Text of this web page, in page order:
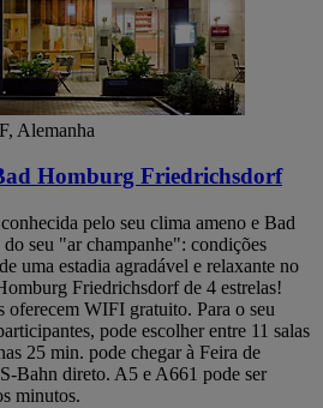
Alemanha
Homburg Friedrichsdorf
pelo seu clima ameno e Bad
seu "ar champanhe": condições
uma estadia agradável e relaxante no
Friedrichsdorf de 4 estrelas!
oferecem WIFI gratuito. Para o seu
pode escolher entre 11 salas
25 min. pode chegar à Feira de
Bahn direto. A5 e A661 pode ser
minutos.